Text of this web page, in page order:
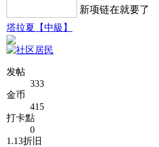
塔拉夏【中級】
发帖
333
金币
415
打卡點
0
1.13折旧
新项链在就要了